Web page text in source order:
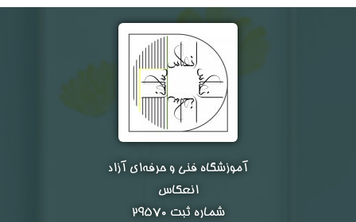
آموزشگاه فنی و حرفه‌ای آزاد
انعکاس
شماره ثبت ۲۹۵۷۰